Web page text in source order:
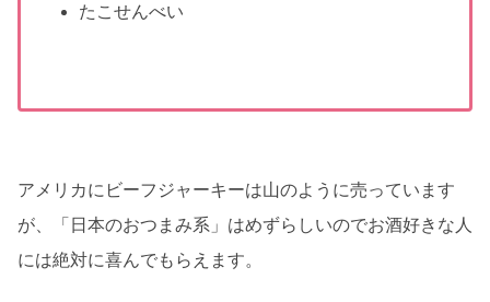
たこせんべい
アメリカにビーフジャーキーは山のように売っています
が、「日本のおつまみ系」はめずらしいのでお酒好きな人
には絶対に喜んでもらえます。